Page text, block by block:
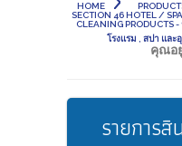
HOME
SECTION 46 HOTEL /
CLEANING
โรงแรม , สปา แล
คุณอ
รายการสิ